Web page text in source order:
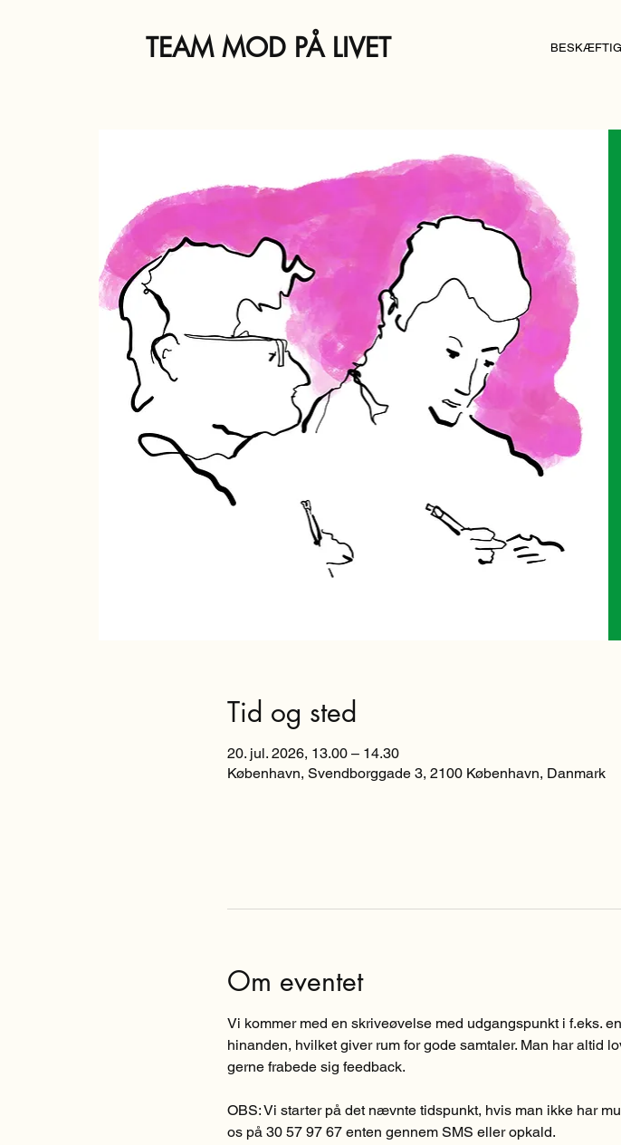
TEAM MOD PÅ LIVET
Tid og sted
20. jul. 2026, 13.00 – 14.30
København, Svendborggade 3, 2100 København, Danmark
Om eventet
Vi kommer med en skriveøvelse med udgangspunkt i f.eks.
hinanden, hvilket giver rum for gode samtaler. Man har altid
gerne frabede sig feedback.
OBS: Vi starter på det nævnte tidspunkt, hvis man ikke har
os på 30 57 97 67 enten gennem SMS eller opkald.